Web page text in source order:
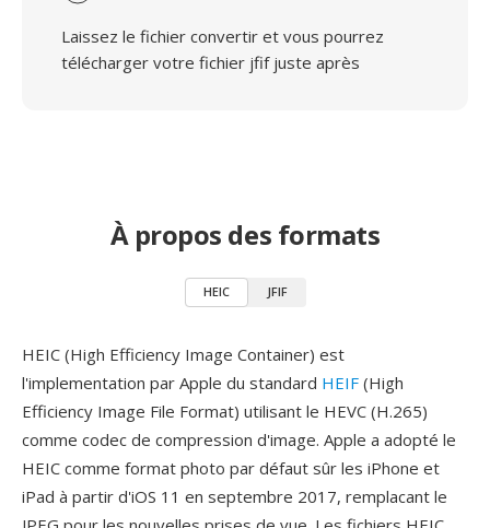
Laissez le fichier convertir et vous pourrez
télécharger votre fichier jfif juste après
À propos des formats
HEIC JFIF
HEIC (High Efficiency Image Container) est
l'implementation par Apple du standard HEIF (High
Efficiency Image File Format) utilisant le HEVC (H.265)
comme codec de compression d'image. Apple a adopté le
HEIC comme format photo par défaut sûr les iPhone et
iPad à partir d'iOS 11 en septembre 2017, remplacant le